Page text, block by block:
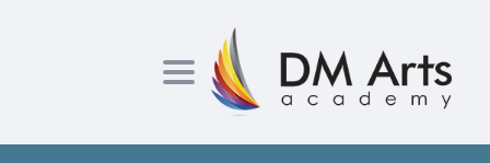
Toggle
navigation